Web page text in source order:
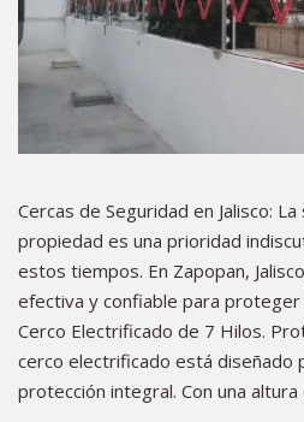
Cercas de Seguridad en Jalisco:
propiedad es una prioridad
estos tiempos. En Zapopan,
efectiva y confiable para
Cerco Electrificado de 7 Hilos.
cerco electrificado está diseñado
protección integral. Con una